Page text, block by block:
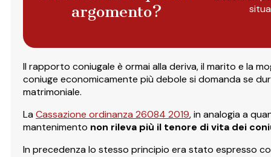
argomento?
Il rapporto coniugale è ormai alla deriva, il marito e la
coniuge economicamente più debole si domanda se
matrimoniale.
LaCassazione ordinanza 26084 2019, in analogia a
mantenimento non rileva più il tenore di vita dei
In precedenza lo stesso principio era stato espresso